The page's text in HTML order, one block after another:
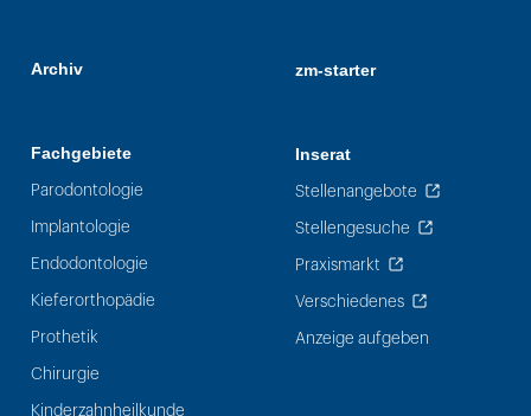
Archiv
Fachgebiete
Parodontologie
Implantologie
Endodontologie
Kieferorthopädie
Prothetik
Chirurgie
Kinderzahnheilkunde
zm-starter
Inserat
Stellenangebote
Stellengesuche
Praxismarkt
Verschiedenes
Anzeige aufgeben